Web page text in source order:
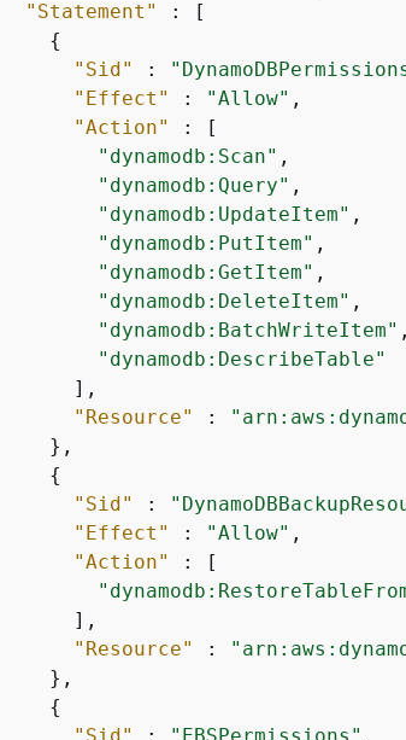
"Statement"
: [
{
"Sid"
:
"Effect"
: "Allow" ,
"Action"
: [
"dynamodb:Scan" ,
"dynamodb:Query" ,
"dynamodb:UpdateItem" ,
"dynamodb:PutItem" ,
"dynamodb:GetItem" ,
"dynamodb:DeleteItem" ,
"dynamodb:BatchWriteItem" ,
"dynamodb:DescribeTable"
      ],
"Resource"
:
    },
{
"Sid"
:
"Effect"
: "Allow" ,
"Action"
: [
      ],
"Resource"
:
    },
{